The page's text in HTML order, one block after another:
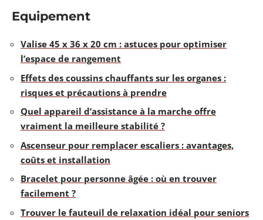
Equipement
Valise 45 x 36 x 20 cm : astuces pour optimiser
l’espace de rangement
Effets des coussins chauffants sur les organes :
risques et précautions à prendre
Quel appareil d’assistance à la marche offre
vraiment la meilleure stabilité ?
Ascenseur pour remplacer escaliers : avantages,
coûts et installation
Bracelet pour personne âgée : où en trouver
facilement ?
Trouver le fauteuil de relaxation idéal pour seniors